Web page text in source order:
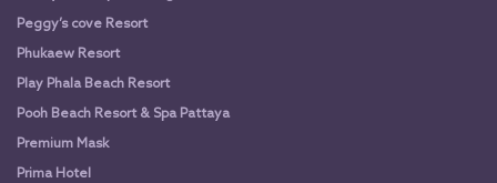
Peggy’s cove Resort
Phukaew Resort
Play Phala Beach Resort
Pooh Beach Resort & Spa Pattaya
Premium Mask
Prima Hotel